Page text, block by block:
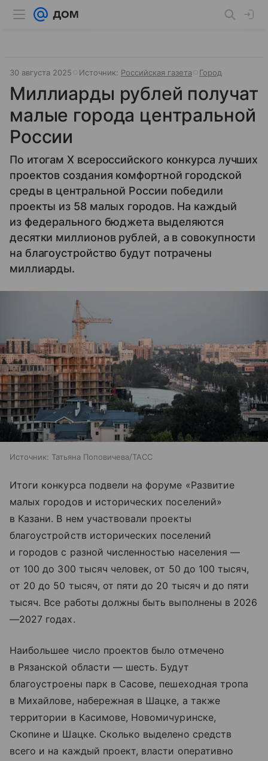
30 августа 2025 Источник: Российская газета Город
Миллиарды рублей получат
малые города центральной
России
По итогам X всероссийского конкурса лучших
проектов создания комфортной городской
среды в центральной России победили
проекты из 58 малых городов. На каждый
из федерального бюджета выделяются
десятки миллионов рублей, а в совокупности
на благоустройство будут потрачены
миллиарды.
Источник: Татьяна Поповичева/ТАСС
Итоги конкурса подвели на форуме «Развитие
малых городов и исторических поселений»
в Казани. В нем участвовали проекты
благоустройств исторических поселений
и городов с разной численностью населения —
от 100 до 300 тысяч человек, от 50 до 100 тысяч,
от 20 до 50 тысяч, от пяти до 20 тысяч и до пяти
тысяч. Все работы должны быть выполнены в 2026
—2027 годах.
Наибольшее число проектов было отмечено
в Рязанской области — шесть. Будут
благоустроены парк в Сасове, пешеходная тропа
в Михайлове, набережная в Шацке, а также
территории в Касимове, Новомичуринске,
Скопине и Шацке. Сколько выделено средств
всего и на каждый проект, власти оперативно